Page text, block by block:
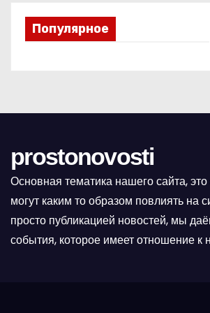
Популярное
prostonovosti
Основная тематика нашего сайта,
могут каким то образом повлиять
просто публикацией новостей, мы
события, которое имеет отношение к